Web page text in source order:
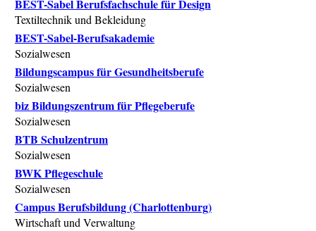
BEST-Sabel Berufsfachschule für Design
Textiltechnik und Bekleidung
BEST-Sabel-Berufsakademie
Sozialwesen
Bildungscampus für Gesundheitsberufe
Sozialwesen
biz Bildungszentrum für Pflegeberufe
Sozialwesen
BTB Schulzentrum
Sozialwesen
BWK Pflegeschule
Sozialwesen
Campus Berufsbildung (Charlottenburg)
Wirtschaft und Verwaltung